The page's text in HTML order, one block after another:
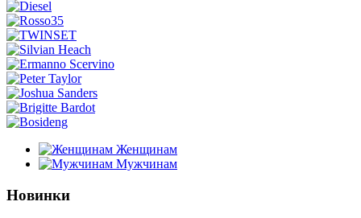
Женщинам
Мужчинам
Новинки